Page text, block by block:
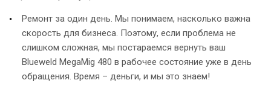
Ремонт за один день. Мы понимаем, насколько важна
скорость для бизнеса. Поэтому, если проблема не
слишком сложная, мы постараемся вернуть ваш
Blueweld MegaMig 480 в рабочее состояние уже в день
обращения. Время – деньги, и мы это знаем!